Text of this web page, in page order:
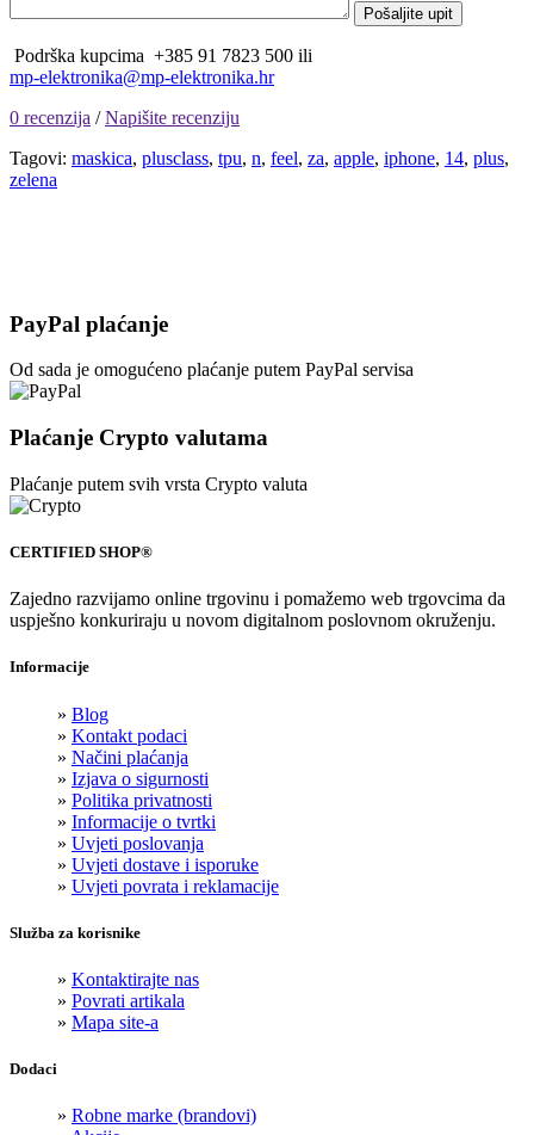
Podrška kupcima +385 91 7823 500 ili
mp-elektronika@mp-elektronika.hr
0 recenzija /Napišite recenziju
Tagovi: maskica, plusclass, tpu, n, feel, za, apple, iphone, 14, plus,
zelena
PayPal plaćanje
Od sada je omogućeno plaćanje putem PayPal servisa
Plaćanje Crypto valutama
Plaćanje putem svih vrsta Crypto valuta
CERTIFIED SHOP®
Zajedno razvijamo online trgovinu i pomažemo web trgovcima da
uspješno konkuriraju u novom digitalnom poslovnom okruženju.
Informacije
» Blog
» Kontakt podaci
» Načini plaćanja
» Izjava o sigurnosti
» Politika privatnosti
» Informacije o tvrtki
» Uvjeti poslovanja
» Uvjeti dostave i isporuke
» Uvjeti povrata i reklamacije
Služba za korisnike
» Kontaktirajte nas
» Povrati artikala
» Mapa site-a
Dodaci
» Robne marke (brandovi)